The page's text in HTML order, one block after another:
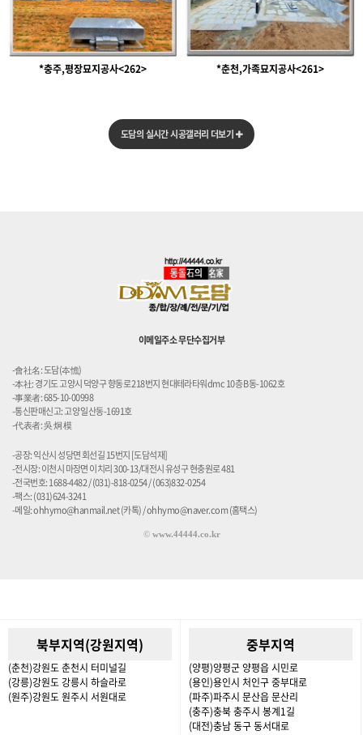
*충주,평장묘지공사<262> *춘천,가족묘지공사<261>
도담의 실시간 시공갤러리 더보기
이메일주소 무단수집거부
-會社名: 도담(夲憺)
-本社: 경기도 고양시 덕양구 향동로 218번지 현대테라타워dmc 10층 B동-1062호
-事業者: 685-10-00998
-통신판매신고: 고양 일산동-1691호
-代表者: 吳 炯 模
-공장: 익산시 성당면 회선길 15번지 [도담석재]
-전시장: 이천시 마장면 이치리 300-13/대전시 유성구 현충원로 481
-전국번호: 1688-4482 / (031)-818-0254 / (063)832-0254
-팩스: (031)624-3241
-메일: ohhymo@hanmail.net (카톡) / ohhymo@naver.com (홈택스)
© www.44444.co.kr
북부지역(강원지역)
(춘천)강원도 춘천시 터미널길
(강릉)강원도 강릉시 하슬라로
(원주)강원도 원주시 서원대로
중부지역
(양평)양평군 양평읍 시민로
(용인)용인시 처인구 중부대로
(파주)파주시 문산읍 문산리
(충주)충북 충주시 봉계1길
(대전)충남 동구 동서대로